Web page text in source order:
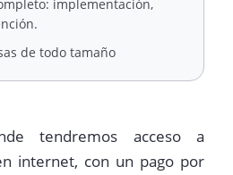
implementación,
de todo tamaño
tendremos acceso a
internet, con un pago por